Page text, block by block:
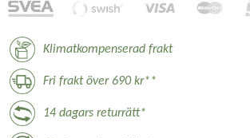
Klimatkompenserad frakt
Fri frakt över 690 kr**
14 dagars returrätt*